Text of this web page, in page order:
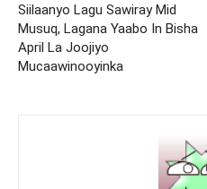
Siilaanyo Lagu Sawiray Mid
Musuq, Lagana Yaabo In Bisha
April La Joojiyo
Mucaawinooyinka